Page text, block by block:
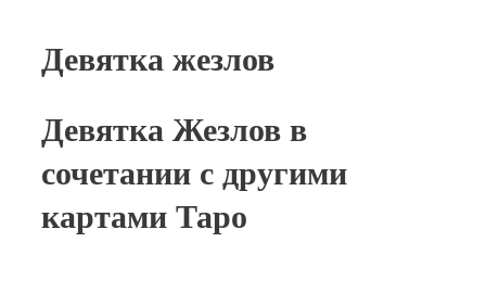
Девятка жезлов
Девятка Жезлов в
сочетании с другими
картами Таро